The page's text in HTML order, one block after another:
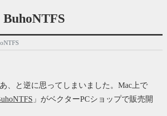
、と逆に思ってしまいました。Mac上で
」がベクターPCショップで販売開